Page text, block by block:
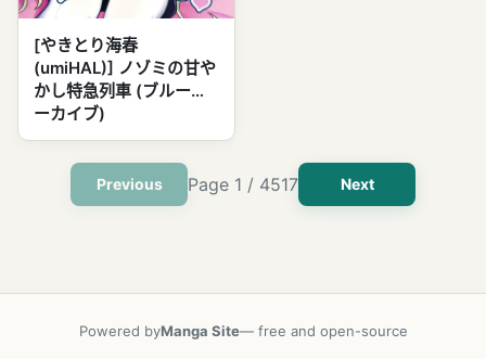
[やきとり海春
(umiHAL)] ノゾミの甘や
かし特急列車 (ブルーア
ーカイブ)
Previous Page 1 / 4517 Next
Powered byManga Site— free and open-source